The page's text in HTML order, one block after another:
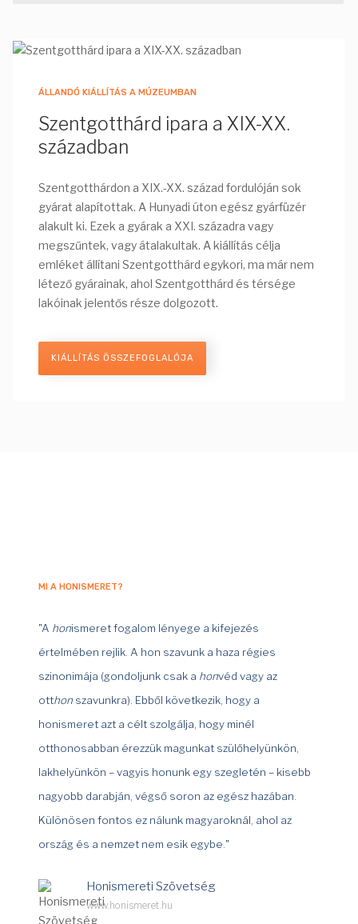
ÁLLANDÓ KIÁLLÍTÁS A MÚZEUMBAN
Szentgotthárd ipara a XIX-XX.
században
Szentgotthárdon a XIX.-XX. század fordulóján sok
gyárat alapítottak. A Hunyadi úton egész gyárfüzér
alakult ki. Ezek a gyárak a XXI. századra vagy
megszűntek, vagy átalakultak. A kiállítás célja
emléket állítani Szentgotthárd egykori, ma már nem
létező gyárainak, ahol Szentgotthárd és térsége
lakóinak jelentős része dolgozott.
KIÁLLÍTÁS ÖSSZEFOGLALÓJA
MI A HONISMERET?
"A honismeret fogalom lényege a kifejezés
értelmében rejlik. A hon szavunk a haza régies
szinonimája (gondoljunk csak a honvéd vagy az
otthon szavunkra). Ebből következik, hogy a
honismeret azt a célt szolgálja, hogy minél
otthonosabban érezzük magunkat szülőhelyünkön,
lakhelyünkön – vagyis honunk egy szegletén – kisebb
nagyobb darabján, végső soron az egész hazában.
Különösen fontos ez nálunk magyaroknál, ahol az
ország és a nemzet nem esik egybe."
Honismereti Szövetség
www.honismeret.hu